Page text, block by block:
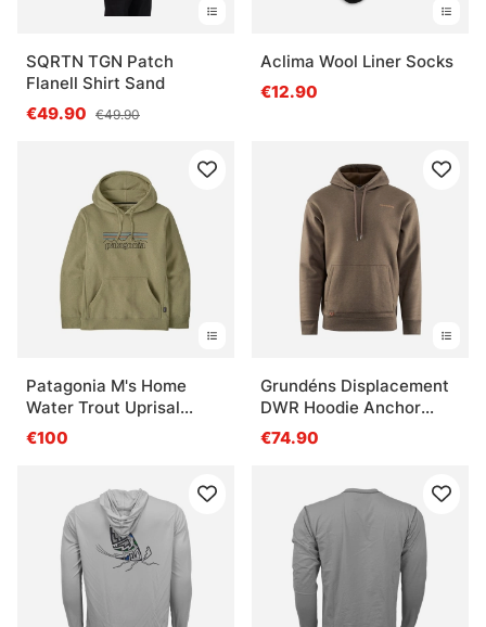
SQRTN TGN Patch
Flanell Shirt Sand
€49.90 €49.90
Aclima Wool Liner Socks
€12.90
Patagonia M's Home
Water Trout Uprisal
Hoody GMTG
€100
Grundéns Displacement
DWR Hoodie Anchor
Otter Heather
€74.90